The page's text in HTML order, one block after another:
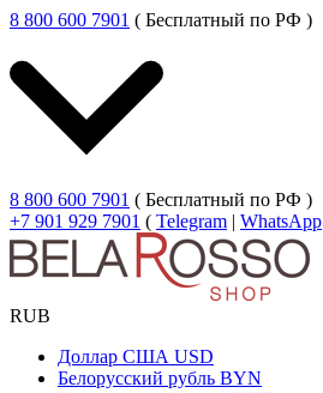
8 800 600 7901 ( Бесплатный по РФ )
8 800 600 7901 ( Бесплатный по РФ )
+7 901 929 7901 ( Telegram | WhatsApp
RUB
Доллар США USD
Белорусский рубль BYN